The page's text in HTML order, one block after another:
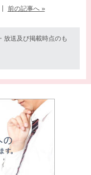
前の記事へ »
放送及び掲載時点のも